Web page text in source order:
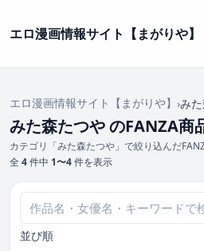
エロ漫画情報サイト【まがりや】
エロ漫画情報サイト【まがりや】 ›み
みた森たつや のFANZA商
カテゴリ「みた森たつや」で絞り込んだ
全 4件中 1〜4件を表示
並び順